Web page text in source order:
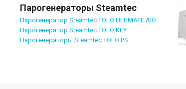
Парогенераторы Steamtec
Парогенератор Steamtec TOLO ULTIMATE AIO
Парогенератор Steamtec TOLO KEY
Парогенераторы Steamtec TOLO PS